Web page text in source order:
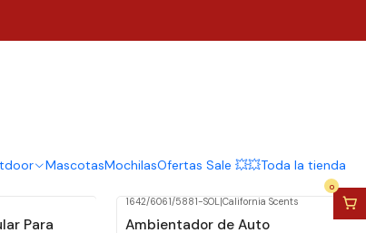
MascotasMochilasOfertas Sale 💥💥Toda la tienda
0
Para
1642/6061/5881-SOL California Scents
Ambientador de Auto